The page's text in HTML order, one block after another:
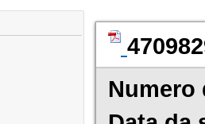
Numero